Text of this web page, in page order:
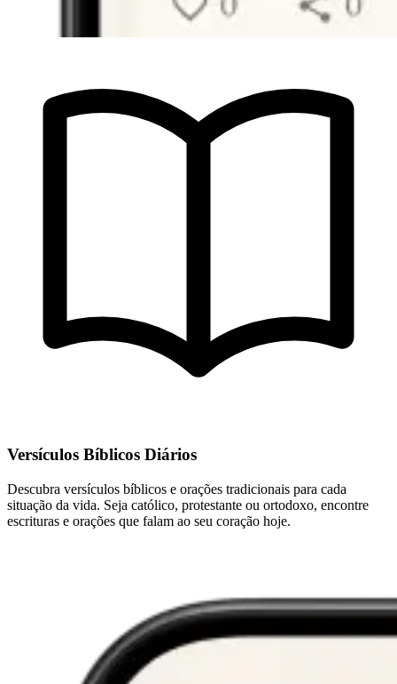
Versículos Bíblicos Diários
Descubra versículos bíblicos e orações tradicionais para cada
situação da vida. Seja católico, protestante ou ortodoxo, encontre
escrituras e orações que falam ao seu coração hoje.